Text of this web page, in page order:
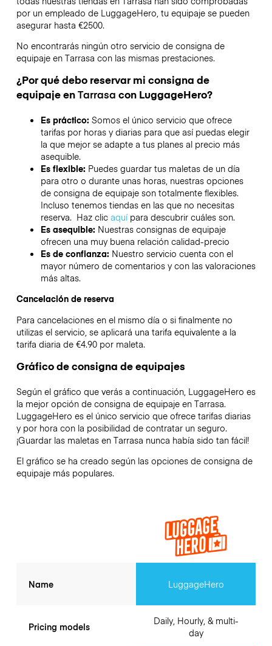
por un empleado de LuggageHero, tu equipaje se pueden
asegurar hasta €2500.
No encontrarás ningún otro servicio de consigna de
equipaje en Tarrasa con las mismas prestaciones.
¿Por qué debo reservar mi consigna de
equipaje enTarrasa con LuggageHero?
Es práctico: Somos el único servicio que ofrece
tarifas por horas y diarias para que así puedas elegir
la que mejor se adapte a tus planes al precio más
asequible.
Es flexible: Puedes guardar tus maletas de un día
para otro o durante unas horas, nuestras opciones
de consigna de equipaje son totalmente flexibles.
Incluso tenemos tiendas en las que no necesitas
reserva. Haz clic aquípara descubrir cuáles son.
Es asequible: Nuestras consignas de equipaje
ofrecen una muy buena relación calidad-precio
Es de confianza: Nuestro servicio cuenta con el
mayor número de comentarios y con las valoraciones
más altas.
Cancelación de reserva
Para cancelaciones en el mismo día o si finalmente no
utilizas el servicio, se aplicará una tarifa equivalente a la
tarifa diaria de €4.90 por maleta.
Gráfico de consigna de equipajes
Según el gráfico que verás a continuación, LuggageHero es
la mejor opción de consigna de equipaje en Tarrasa.
LuggageHero es el único servicio que ofrece tarifas diarias
y por hora con la posibilidad de contratar un seguro.
¡Guardar las maletas en Tarrasa nunca había sido tan fácil!
El gráfico se ha creado según las opciones de consigna de
equipaje más populares.
Name
Pricing models
LuggageHero
Daily, Hourly, & multi-
day